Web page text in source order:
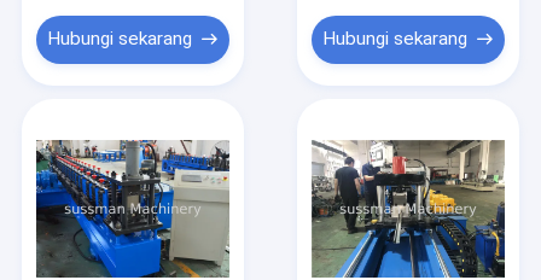
Hubungi sekarang Hubungi sekarang